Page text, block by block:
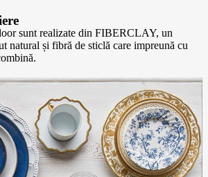
sunt realizate din FIBERCLAY, un
natural și fibră de sticlă care impreună cu